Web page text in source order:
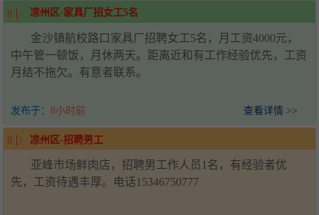
凉州区-家具厂招女工5名
金沙镇航校路口家具厂招聘女工5名，月工资4000元，
中午管一顿饭，月休两天。距离近和有工作经验优先，工资
月结不拖欠。有意者联系。
发布于： 8小时前 查看详情 >>
凉州区-招聘男工
亚峰市场鲜肉店，招聘男工作人员1名，有经验者优
先，工资待遇丰厚。电话15346750777